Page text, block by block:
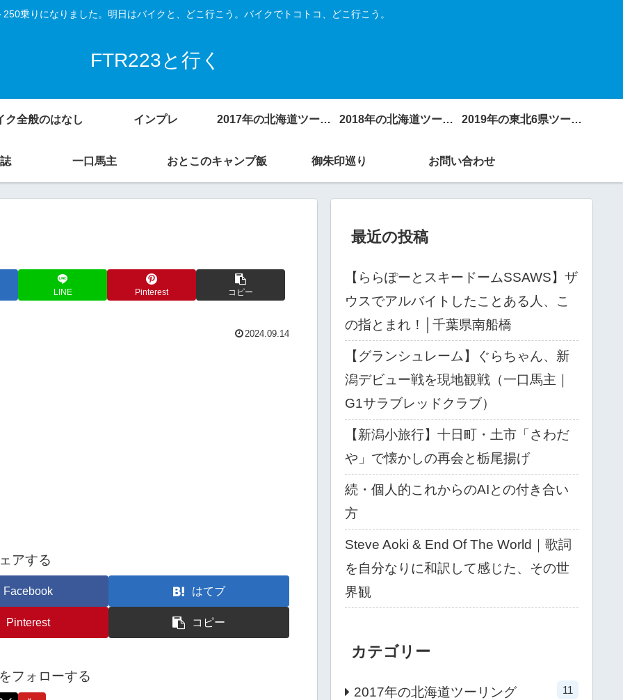
乗りになりました。明日はバイクと、どこ行こう。バイクでトコトコ、どこ行こう。
FTR223と行く
ク全般のはなし インプレ 2017年の北海道ツーリング 2018年の北海道ツーリング 2019年の東北6県ツーリング
一口馬主 おとこのキャンプ飯 御朱印巡り お問い合わせ
LINE Pinterest コピー
2024.09.14
アする
Facebook はてブ
Pinterest コピー
フォローする
最近の投稿
【ららぽーとスキードームSSAWS】ザ
ウスでアルバイトしたことある人、こ
の指とまれ！│千葉県南船橋
【グランシュレーム】ぐらちゃん、新
潟デビュー戦を現地観戦（一口馬主｜
G1サラブレッドクラブ）
【新潟小旅行】十日町・土市「さわだ
や」で懐かしの再会と栃尾揚げ
続・個人的これからのAIとの付き合い
方
Steve Aoki & End Of The World｜歌詞
を自分なりに和訳して感じた、その世
界観
カテゴリー
2017年の北海道ツーリング 11